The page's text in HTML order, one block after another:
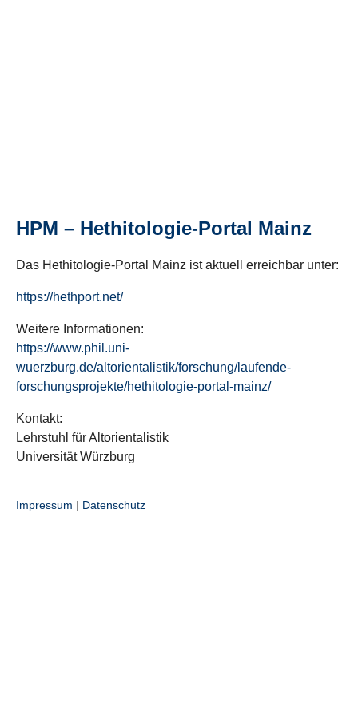
HPM – Hethitologie-Portal Mainz
Das Hethitologie-Portal Mainz ist aktuell erreichbar unter:
https://hethport.net/
Weitere Informationen:
https://www.phil.uni-
wuerzburg.de/altorientalistik/forschung/laufende-
forschungsprojekte/hethitologie-portal-mainz/
Kontakt:
Lehrstuhl für Altorientalistik
Universität Würzburg
Impressum | Datenschutz